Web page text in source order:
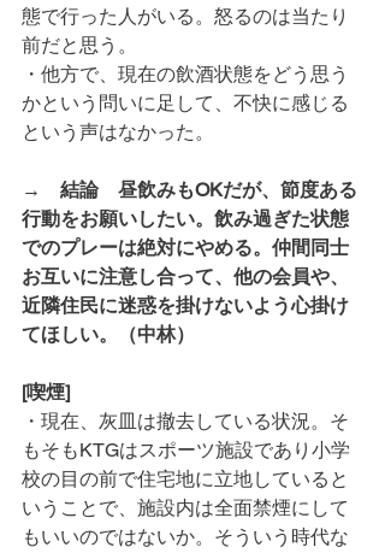
態で行った人がいる。怒るのは当たり
前だと思う。
・他方で、現在の飲酒状態をどう思う
かという問いに足して、不快に感じる
という声はなかった。
→　結論　昼飲みもOKだが、節度ある
行動をお願いしたい。飲み過ぎた状態
でのプレーは絶対にやめる。仲間同士
お互いに注意し合って、他の会員や、
近隣住民に迷惑を掛けないよう心掛け
てほしい。（中林）
[喫煙]
・現在、灰皿は撤去している状況。そ
もそもKTGはスポーツ施設であり小学
校の目の前で住宅地に立地していると
いうことで、施設内は全面禁煙にして
もいいのではないか。そういう時代な